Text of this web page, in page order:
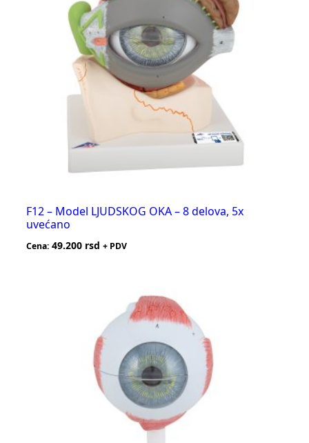
F12 – Model LJUDSKOG OKA – 8 delova, 5x
uvećano
Cena: 49.200 rsd + PDV